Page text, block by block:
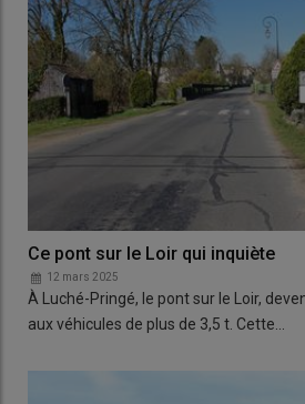
Ce pont sur le Loir qui inquiète
12 mars 2025
À Luché-Pringé, le pont sur le Loir,
aux véhicules de plus de 3,5 t. Cette…